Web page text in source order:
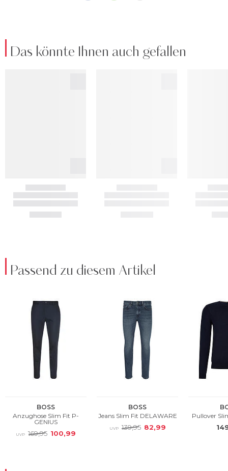
Das könnte Ihnen auch gefallen
Passend zu diesem Artikel